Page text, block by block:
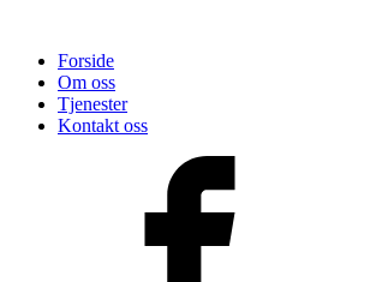
Forside
Om oss
Tjenester
Kontakt oss